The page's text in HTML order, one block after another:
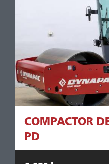
COMPACTOR
PD